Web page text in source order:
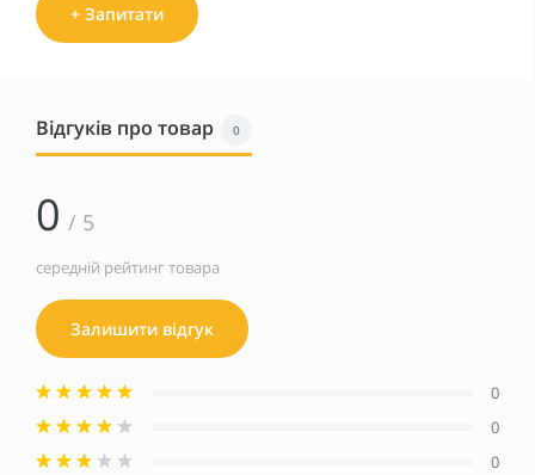
+ Запитати
Відгуків про товар 0
0 / 5
середній рейтинг товара
Залишити відгук
0
0
0